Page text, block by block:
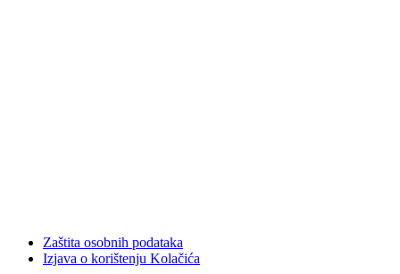
Zaštita osobnih podataka
Izjava o korištenju Kolačića